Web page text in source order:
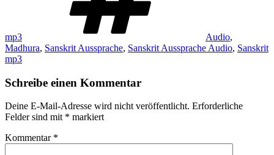
mp3 Audio,
Madhura, Sanskrit Aussprache, Sanskrit Aussprache Audio, Sanskrit
mp3
Schreibe einen Kommentar
Deine E-Mail-Adresse wird nicht veröffentlicht. Erforderliche
Felder sind mit * markiert
Kommentar *